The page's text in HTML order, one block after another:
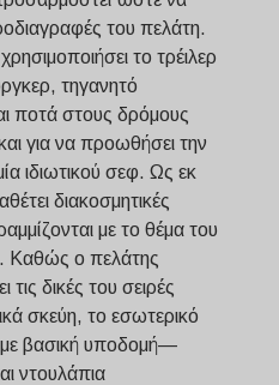
του πελάτη.
το τρέιλερ
τηγανητό
ποτά στους δρόμους
για να προωθήσει την
ιδιωτικού σεφ. Ως εκ
διακοσμητικές
με το θέμα του
Καθώς ο πελάτης
δικές του σειρές
σκεύη, το εσωτερικό
με βασική υποδομή—
ντουλάπια